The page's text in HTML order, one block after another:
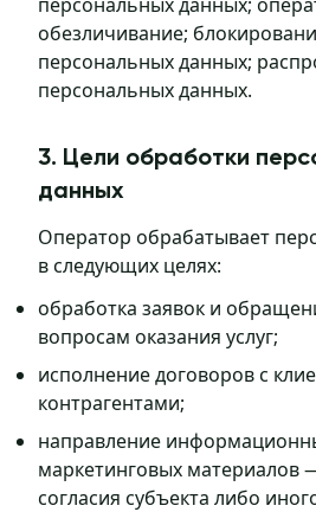
обезличивание;
персональных данных;
персональных данных.
3. Цели обработки
данных
Оператор обрабатывает
в следующих целях:
обработка заявок и
вопросам оказания услуг;
исполнение договоров с
контрагентами;
направление
маркетинговых материалов
согласия субъекта либо